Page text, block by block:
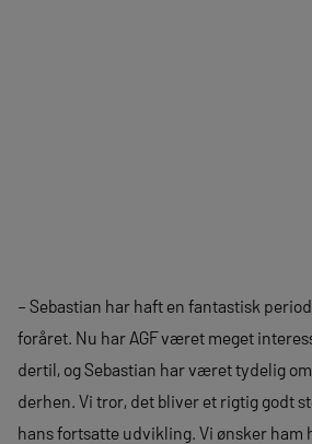
– Sebastian har haft en fantastisk
foråret. Nu har AGF været meget
dertil, og Sebastian har været tydelig
derhen. Vi tror, det bliver et rigtig godt
hans fortsatte udvikling. Vi ønsker ham